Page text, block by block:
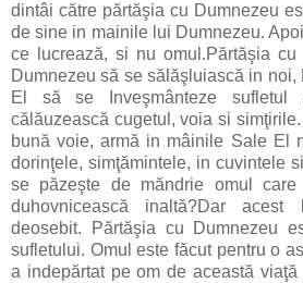
dintâi către părtăşia cu Dumnezeu
de sine in mainile lui Dumnezeu.
ce lucrează, si nu omul.Părtăşia cu
Dumnezeu să se sălăşluiască in
El să se Inveşmânteze
călăuzească cugetul, voia si
bună voie, armă in mâinile Sale El
dorinţele, simţămintele, in cuvintele
se păzeşte de măndrie omul
duhovnicească inaltă?Dar
deosebit. Părtăşia cu Dumnezeu
sufletului. Omul este făcut pentru o
a indepărtat pe om de această